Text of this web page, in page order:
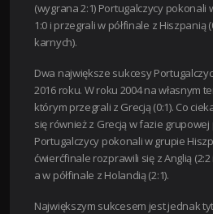
(wygrana 2:1) Portugalczycy pokonali
1:0 i przegrali w półfinale z Hiszpanią
karnych).
Dwa największe sukcesy
2016 roku. W roku 2004 na własnym
którym przegrali z Grecją (0:1). Co
się również z Grecją w fazie grupowej
Portugalczycy pokonali w grupie
ćwierćfinale rozprawili się z Anglią
a w półfinale z Holandią (2:1).
Największym sukcesem jest jednak